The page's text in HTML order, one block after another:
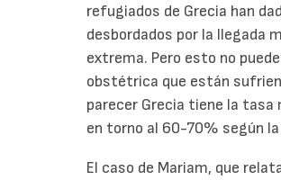
refugiados de Grecia han
desbordados por la llegada
extrema. Pero esto no
obstétrica que están
parecer Grecia tiene la tasa
en torno al 60-70% según
El caso de Mariam, que